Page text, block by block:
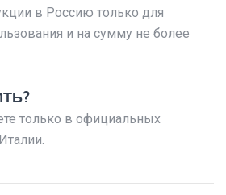
в Россию только для
и на сумму не более
только в официальных